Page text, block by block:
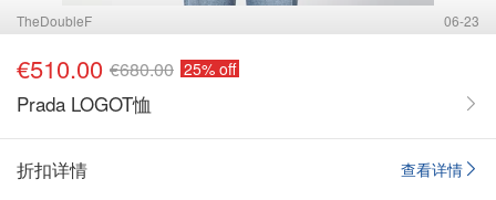
TheDoubleF 06-23
€510.00 €680.00 25% off
Prada LOGOT恤
查看详情
折扣详情